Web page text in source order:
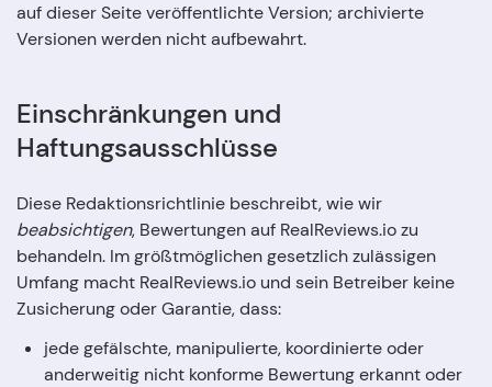
auf dieser Seite veröffentlichte Version; archivierte
Versionen werden nicht aufbewahrt.
Einschränkungen und
Haftungsausschlüsse
Diese Redaktionsrichtlinie beschreibt, wie wir
beabsichtigen, Bewertungen auf RealReviews.io zu
behandeln. Im größtmöglichen gesetzlich zulässigen
Umfang macht RealReviews.io und sein Betreiber keine
Zusicherung oder Garantie, dass:
jede gefälschte, manipulierte, koordinierte oder
anderweitig nicht konforme Bewertung erkannt oder